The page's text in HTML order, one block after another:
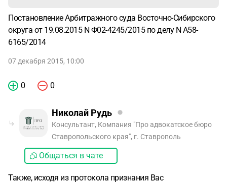
Постановление Арбитражного суда Восточно-Сибирского
округа от 19.08.2015 N Ф02-4245/2015 по делу N А58-
6165/2014
07 декабря 2015, 10:00
0 0
Николай Рудь
Консультант, Компания "Про адвокатское бюро
Ставропольского края", г. Ставрополь
Общаться в чате
Также, исходя из протокола признания Вас